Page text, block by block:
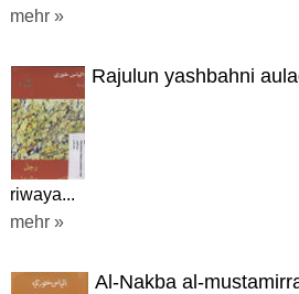
mehr »
Rajulun yashbahni
riwaya...
mehr »
Al-Nakba al-